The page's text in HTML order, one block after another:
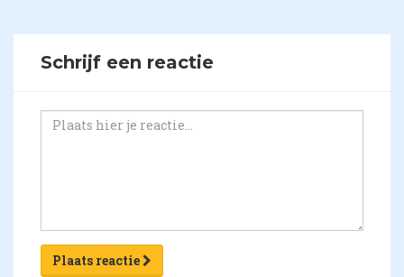
Schrijf een reactie
Plaats reactie